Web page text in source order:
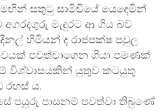
සතුටු සාමිචියේ යෙදෙමින්
මැදුරට ආ ගිය බව
හිමියන් ද රාජපක්ෂ පවුල
පවත්වාගෙන ගියා පමණක්
විශ්වාසයකින් යුතුව කටයුතු
රහස් ය.
පයුරු පාසනම් පවත්වා තිබුණේ